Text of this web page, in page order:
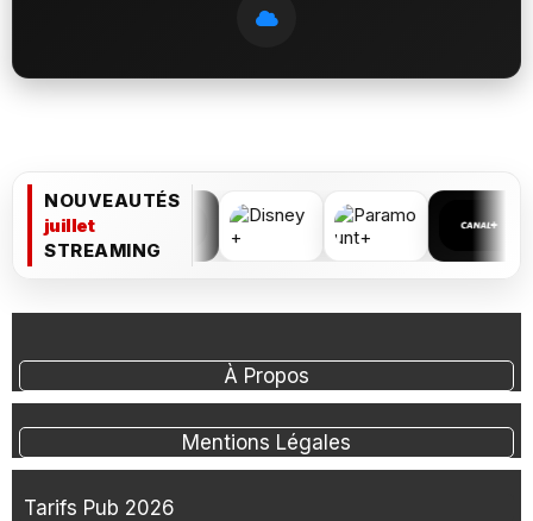
NOUVEAUTÉS
juillet
STREAMING
À Propos
Mentions Légales
Tarifs Pub 2026